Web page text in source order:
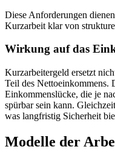
Diese Anforderungen
Kurzarbeit klar von
Wirkung auf das
Kurzarbeitergeld ersetzt
Teil des Nettoeinkommens.
Einkommenslücke, die je
spürbar sein kann.
was langfristig Sicherheit
Modelle der